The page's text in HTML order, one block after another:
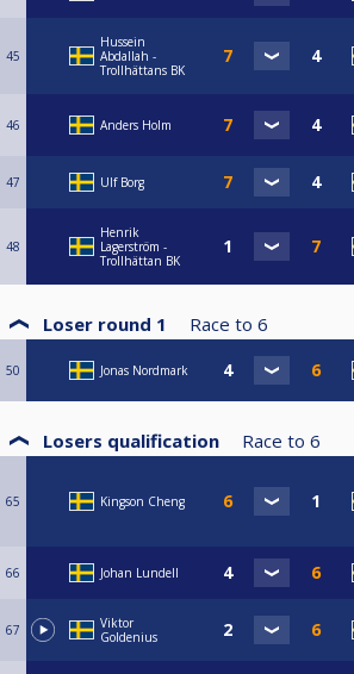
45
Hussein
Abdallah -
Trollhättans BK
46 Anders Holm
47 Ulf Borg
48
Henrik
Lagerström -
Trollhättan BK
Loser round 1 Race to 6
50 Jonas Nordmark
Losers qualification Race to 6
65 Kingson Cheng
66 Johan Lundell
67
Viktor
Goldenius